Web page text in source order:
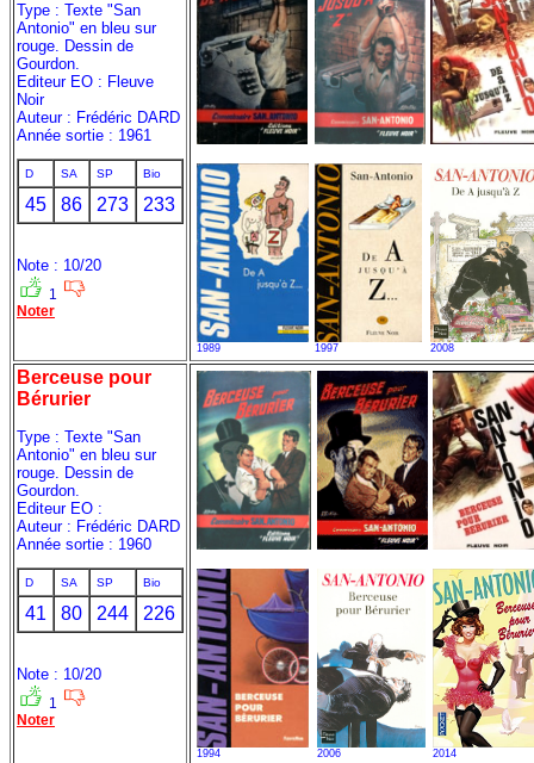
Type : Texte "San
Antonio" en bleu sur
rouge. Dessin de
Gourdon.
Editeur EO : Fleuve
Noir
Auteur : Frédéric DARD
Année sortie : 1961
D SA SP Bio
45 86 273 233
Note : 10/20
1
Noter
1989 1997 2008
Berceuse pour
Bérurier
Type : Texte "San
Antonio" en bleu sur
rouge. Dessin de
Gourdon.
Editeur EO :
Auteur : Frédéric DARD
Année sortie : 1960
D SA SP Bio
41 80 244 226
Note : 10/20
1
Noter
1994 2006 2014